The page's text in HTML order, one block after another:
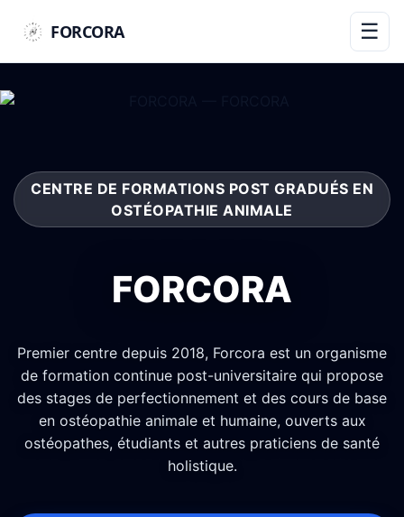
FORCORA ☰
CENTRE DE FORMATIONS POST GRADUÉS EN
OSTÉOPATHIE ANIMALE
FORCORA
Premier centre depuis 2018, Forcora est un organisme
de formation continue post-universitaire qui propose
des stages de perfectionnement et des cours de base
en ostéopathie animale et humaine, ouverts aux
ostéopathes, étudiants et autres praticiens de santé
holistique.